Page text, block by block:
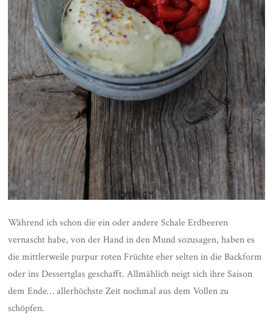
Während ich schon die ein oder andere Schale Erdbeeren
vernascht habe, von der Hand in den Mund sozusagen, haben es
die mittlerweile purpur roten Früchte eher selten in die Backform
oder ins Dessertglas geschafft. Allmählich neigt sich ihre Saison
dem Ende… allerhöchste Zeit nochmal aus dem Vollen zu
schöpfen.